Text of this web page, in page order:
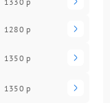
1280 р
1350 р
1350 р